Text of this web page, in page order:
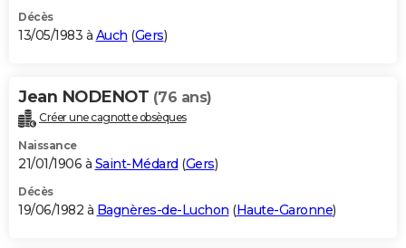
Décès
13/05/1983 à Auch (Gers)
Jean NODENOT (76 ans)
Créer une cagnotte obsèques
Naissance
21/01/1906 à Saint-Médard (Gers)
Décès
19/06/1982 à Bagnères-de-Luchon (Haute-Garonne)